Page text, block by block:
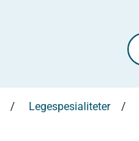
Legespesialiteter